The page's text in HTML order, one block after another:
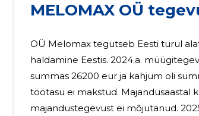
MELOMAX OÜ
OÜ Melomax tegutseb Eesti turul alates 2001 aastast. Peamiseks
haldamine Eestis. 2024.a. müügitegevust ei olnud ja kahjum oli summas 8735 eur. 2023.a. oli müügitulu
summas 26200 eur ja kahjum oli summas 1974 eur. 2024.a. ja 2023a. ei
töötasu ei makstud. Majandusaastal kehtestatud energiakriis, sõda Ukrainas ja viirusepuhangud firma
majandustegevust ei mõjutanud. 2025.a. on plaanis jätkata olemasolevate kinnistute müügiga ja